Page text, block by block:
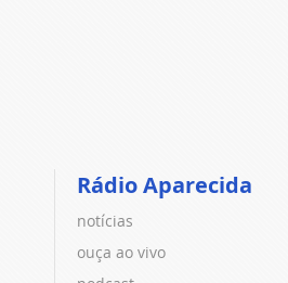
Rádio Aparecida
notícias
ouça ao vivo